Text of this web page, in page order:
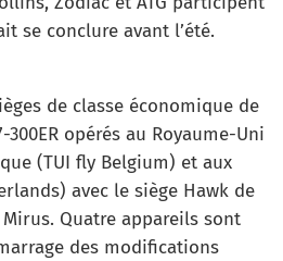
se conclure avant l’été.
de classe économique de
opérés au Royaume-Uni
(TUI fly Belgium) et aux
avec le siège Hawk de
Quatre appareils sont
des modifications